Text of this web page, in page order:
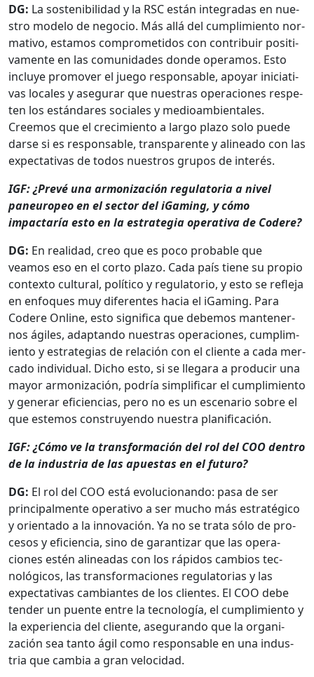
DG: La sosteni­bil­i­dad y la RSC están integradas en nue­
stro mod­e­lo de nego­cio. Más allá del cumplim­ien­to nor­
ma­ti­vo, esta­mos com­pro­meti­dos con con­tribuir pos­i­ti­
va­mente en las comu­nidades donde oper­amos. Esto
incluye pro­mover el juego respon­s­able, apo­yar ini­cia­ti­
vas locales y ase­gu­rar que nues­tras opera­ciones respe­
ten los están­dares sociales y medioam­bi­en­tales.
Creemos que el crec­imien­to a largo pla­zo solo puede
darse si es respon­s­able, trans­par­ente y alin­ea­do con las
expec­ta­ti­vas de todos nue­stros gru­pos de interés.
IGF: ¿Pre­vé una armo­nización reg­u­la­to­ria a niv­el
paneu­ropeo en el sec­tor del iGam­ing, y cómo
impactaría esto en la estrate­gia oper­a­ti­va de Codere?
DG: En real­i­dad, creo que es poco prob­a­ble que
veamos eso en el cor­to pla­zo. Cada país tiene su pro­pio
con­tex­to cul­tur­al, políti­co y reg­u­la­to­rio, y esto se refle­ja
en enfo­ques muy difer­entes hacia el iGam­ing. Para
Codere Online, esto sig­nifi­ca que debe­mos man­ten­er­
nos ágiles, adap­tan­do nues­tras opera­ciones, cumplim­
ien­to y estrate­gias de relación con el cliente a cada mer­
ca­do indi­vid­ual. Dicho esto, si se lle­gara a pro­ducir una
may­or armo­nización, podría sim­pli­ficar el cumplim­ien­to
y gener­ar efi­cien­cias, pero no es un esce­nario sobre el
que este­mos con­struyen­do nues­tra plan­i­fi­cación.
IGF: ¿Cómo ve la trans­for­ma­ción del rol del COO den­tro
de la indus­tria de las apues­tas en el futuro?
DG: El rol del COO está evolu­cio­nan­do: pasa de ser
prin­ci­pal­mente oper­a­ti­vo a ser mucho más estratégi­co
y ori­en­ta­do a la inno­vación. Ya no se tra­ta sólo de pro­
ce­sos y efi­cien­cia, sino de garan­ti­zar que las opera­
ciones estén alin­eadas con los rápi­dos cam­bios tec­
nológi­cos, las trans­for­ma­ciones reg­u­la­to­rias y las
expec­ta­ti­vas cam­biantes de los clientes. El COO debe
ten­der un puente entre la tec­nología, el cumplim­ien­to y
la expe­ri­en­cia del cliente, ase­gu­ran­do que la orga­ni­
zación sea tan­to ágil como respon­s­able en una indus­
tria que cam­bia a gran veloci­dad.